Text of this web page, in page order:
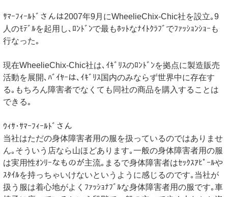
ｻﾏｰﾌｨｰﾙﾄﾞさんは2007年9月にWheelieChix-Chic社を設立｡9
人のﾓﾃﾞﾙを起用し､ﾛﾝﾄﾞﾝで最もﾎｯﾄなﾅｲﾄｸﾗﾌﾞでﾌｧｯｼｮﾝｼｮｰも
行なった｡
現在WheelieChix-Chic社は､ｲｷﾞﾘｽのﾛﾝﾄﾞﾝを拠点に製造販売
活動を展開､ﾊﾞｲﾔｰは､ｲｷﾞﾘｽ国内のみならず世界中に存在す
る｡もちろん障害者でなくても同社の商品を購入することは
できる｡
ｳｨｻ･ｻﾏｰﾌｨｰﾙﾄﾞさん
当社はただの身体障害者用の服を扱っているのではありませ
ん｡そういう店なら山ほどあります｡一般の身体障害者用の服
は実用性ｵﾝﾘｰなものが主流｡まるで身体障害者はｾｯｸｽｱﾋﾟｰﾙや
ｽﾀｲﾙを持っちゃいけないというように感じるのです｡当社が
扱う服は着心地がよくﾌｧｯｼｮﾅﾌﾞﾙな身体障害者用の服です｡車